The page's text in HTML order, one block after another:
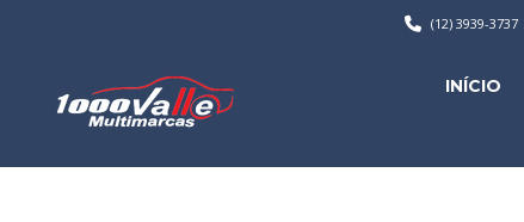
(12) 3939-3737
INÍCIO